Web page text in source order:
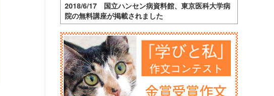
2018/6/17 国立ハンセン病資料館、東京医科大学病
院の無料講座が掲載されました